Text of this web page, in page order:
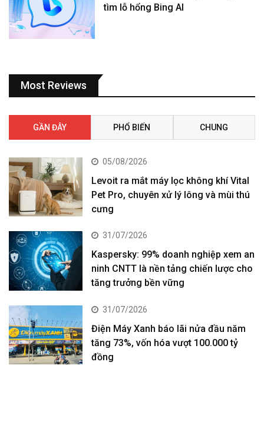
tìm lỗ hổng Bing AI
Most Reviews
GẦN ĐÂY PHỔ BIẾN CHUNG
05/08/2026
Levoit ra mắt máy lọc không khí Vital
Pet Pro, chuyên xử lý lông và mùi thú
cưng
31/07/2026
Kaspersky: 99% doanh nghiệp xem an
ninh CNTT là nền tảng chiến lược cho
tăng trưởng bền vững
31/07/2026
Điện Máy Xanh báo lãi nửa đầu năm
tăng 73%, vốn hóa vượt 100.000 tỷ
đồng